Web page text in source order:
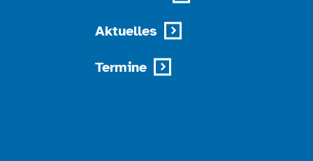
Aktuelles
Termine